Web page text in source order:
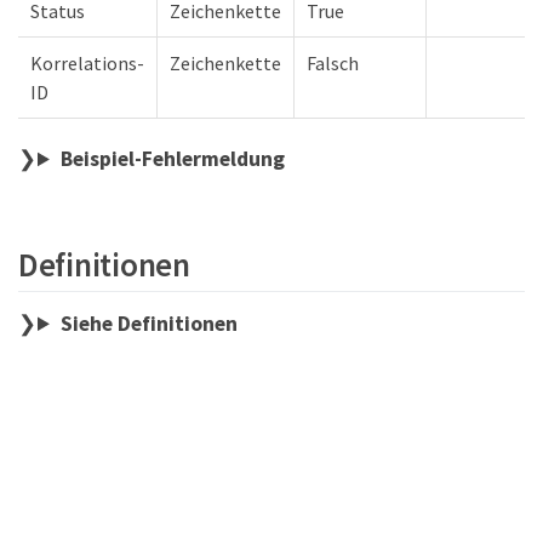
Status Zeichenkette True
Korrelations-
ID
Zeichenkette Falsch
Beispiel-Fehlermeldung
Definitionen
Siehe Definitionen